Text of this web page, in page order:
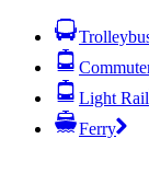
Light Rail
Ferry